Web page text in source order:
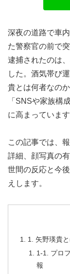
深夜の道路で車
た警察官の前で
逮捕されたのは
した。酒気帯び
貴とは何者なの
「SNSや家族構
に高まっています
この記事では、
詳細、顔写真の
世間の反応と今
えします。
1. 矢野瑛貴
1-1. プロ
報